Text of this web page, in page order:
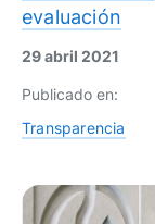
evaluación
29 abril 2021
Publicado en:
Transparencia